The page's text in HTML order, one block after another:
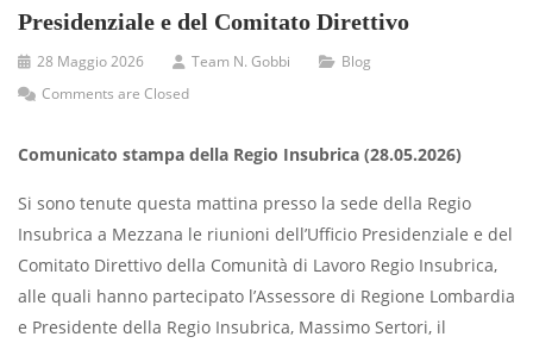
Presidenziale e del Comitato Direttivo
28 Maggio 2026 Team N. Gobbi
Blog
Comments are Closed
Comunicato stampa della Regio Insubrica (28.05.2026)
Si sono tenute questa mattina presso la sede della Regio
Insubrica a Mezzana le riunioni dell’Ufficio Presidenziale e del
Comitato Direttivo della Comunità di Lavoro Regio Insubrica,
alle quali hanno partecipato l’Assessore di Regione Lombardia
e Presidente della Regio Insubrica, Massimo Sertori, il